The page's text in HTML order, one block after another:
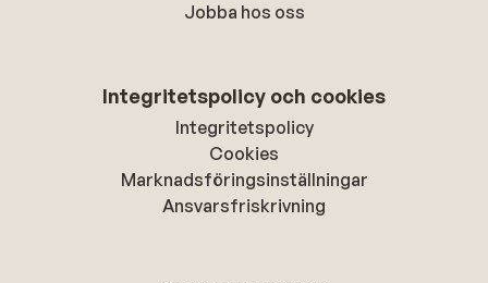
Jobba hos oss
Integritetspolicy och cookies
Integritetspolicy
Cookies
Marknadsföringsinställningar
Ansvarsfriskrivning